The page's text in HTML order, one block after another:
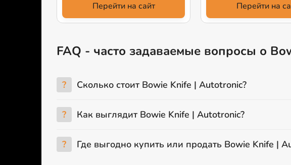
Перейти на сайт Перейти на
FAQ - часто задаваемые вопросы о
? Сколько стоит Bowie Knife | Autotronic?
? Как выглядит Bowie Knife | Autotronic?
? Где выгодно купить или продать Bowie Knife |